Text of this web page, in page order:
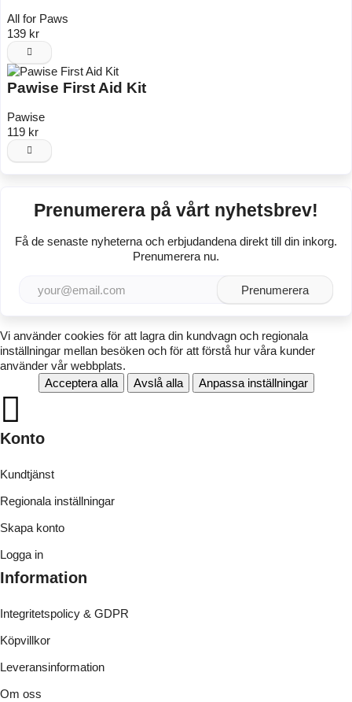
All for Paws
139 kr
Pawise First Aid Kit
Pawise
119 kr
Prenumerera på vårt nyhetsbrev!
Få de senaste nyheterna och erbjudandena direkt till din inkorg.
Prenumerera nu.
Prenumerera
Vi använder cookies för att lagra din kundvagn och regionala
inställningar mellan besöken och för att förstå hur våra kunder
använder vår webbplats.
Acceptera alla
Avslå alla Anpassa inställningar
Konto
Kundtjänst
Regionala inställningar
Skapa konto
Logga in
Information
Integritetspolicy & GDPR
Köpvillkor
Leveransinformation
Om oss